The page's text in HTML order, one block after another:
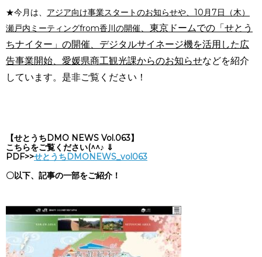
★今月は、 アジア向け事業スタートのお知らせや、10月7日（木）
瀬戸内ミーティングfrom香川の開催 、東京ドームでの「せとう
ちナイター」の開催、デジタルサイネージ機を活用した広
告事業開始、愛媛県商工観光課からのお知らせなどを紹介
しています。 是非ご覧ください！
【せとうちDMO NEWS Vol.063】
こちらをご覧ください(^^♪ ⇓
PDF>>せとうちDMONEWS_vol063
〇以下、記事の一部をご紹介！